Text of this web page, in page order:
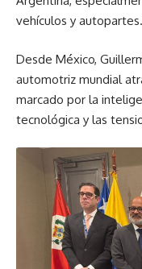
vehículos y autopartes.
Desde México,
automotriz mundial
marcado por la
tecnológica y las